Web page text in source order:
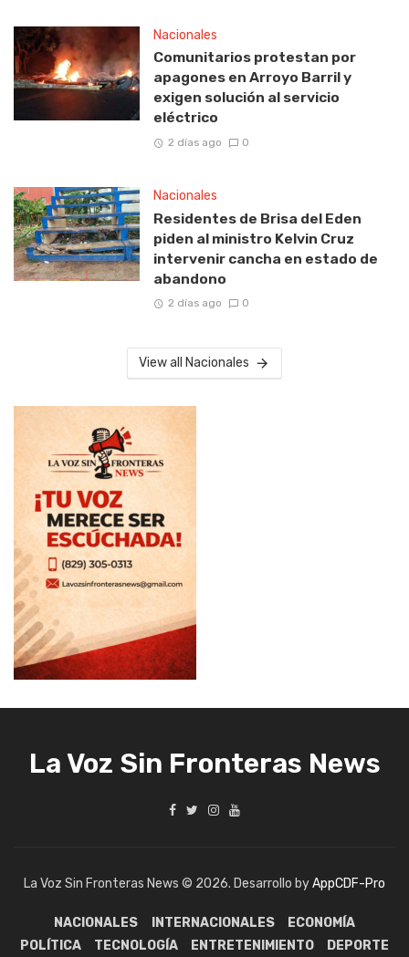
Nacionales
Comunitarios protestan por
apagones en Arroyo Barril y
exigen solución al servicio
eléctrico
2 días ago 0
Nacionales
Residentes de Brisa del Eden
piden al ministro Kelvin Cruz
intervenir cancha en estado de
abandono
2 días ago 0
View all Nacionales
La Voz Sin Fronteras News
La Voz Sin Fronteras News © 2026. Desarrollo byAppCDF-Pro
NACIONALES INTERNACIONALES
ECONOMÍA
POLÍTICA
TECNOLOGÍA ENTRETENIMIENTO DEPORTE